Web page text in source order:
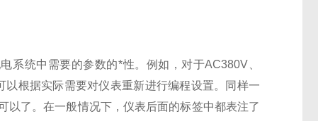
系统中需要的参数的*性。例如，对于AC380V、
根据实际需要对仪表重新进行编程设置。同样一
以了。在一般情况下，仪表后面的标签中都表注了